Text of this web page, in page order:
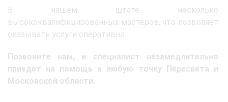
В нашем штате несколько
высококвалифицированных мастеров, что позволяет
оказывать услуги оперативно.
Позвоните нам, и специалист незамедлительно
приедет на помощь в любую точку Пересвета и
Московской области.